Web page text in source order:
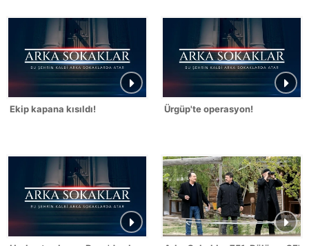
Ekip kapana kısıldı! Ürgüp'te operasyon!